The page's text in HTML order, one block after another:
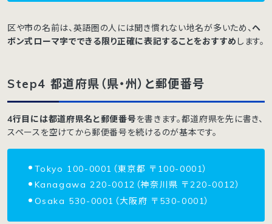
区や市の名前は、英語圏の人には聞き慣れない地名が多いため、ヘ
ボン式ローマ字でできる限り正確に表記することをおすすめ します。
Step4 都道府県（県・州）と郵便番号
4行目には都道府県名と郵便番号を書きます。都道府県を先に書き、
スペースを空けてから郵便番号を続けるのが基本です。
Tokyo 100-0001（東京都 〒100-0001）
Kanagawa 220-0012（神奈川県 〒220-0012）
Osaka 530-0001（大阪府 〒530-0001）